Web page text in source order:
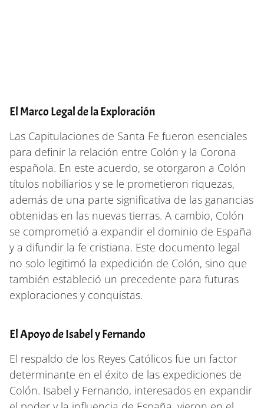
El Marco Legal de la Exploración
Las Capitulaciones de Santa Fe fueron esenciales
para definir la relación entre Colón y la Corona
española. En este acuerdo, se otorgaron a Colón
títulos nobiliarios y se le prometieron riquezas,
además de una parte significativa de las ganancias
obtenidas en las nuevas tierras. A cambio, Colón
se comprometió a expandir el dominio de España
y a difundir la fe cristiana. Este documento legal
no solo legitimó la expedición de Colón, sino que
también estableció un precedente para futuras
exploraciones y conquistas.
El Apoyo de Isabel y Fernando
El respaldo de los Reyes Católicos fue un factor
determinante en el éxito de las expediciones de
Colón. Isabel y Fernando, interesados en expandir